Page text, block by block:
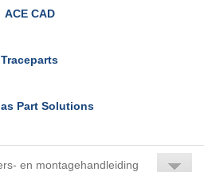
ACE CAD
Traceparts
Part Solutions
en montagehandleiding